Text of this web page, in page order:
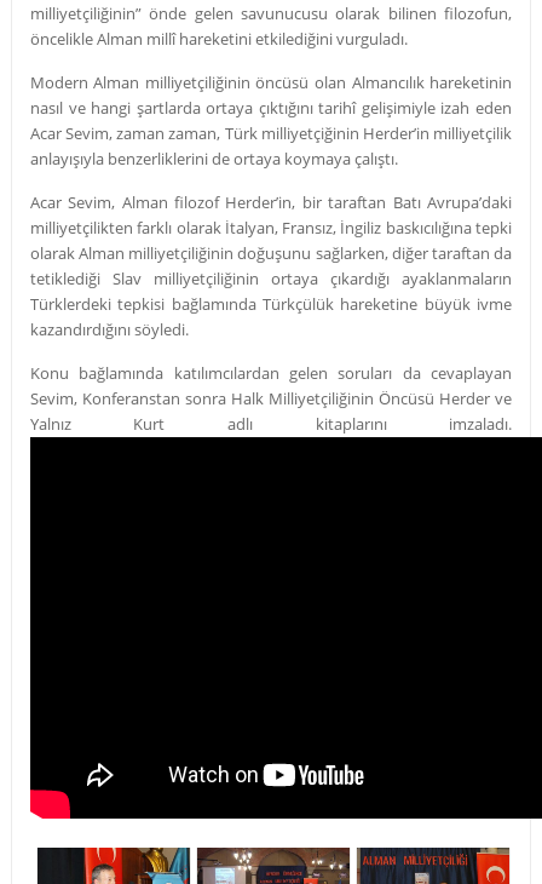
milliyetçiliğinin” önde gelen savunucusu olarak bilinen filozofun,
öncelikle Alman millî hareketini etkilediğini vurguladı.
Modern Alman milliyetçiliğinin öncüsü olan Almancılık hareketinin
nasıl ve hangi şartlarda ortaya çıktığını tarihî gelişimiyle izah eden
Acar Sevim, zaman zaman, Türk milliyetçiğinin Herder’in milliyetçilik
anlayışıyla benzerliklerini de ortaya koymaya çalıştı.
Acar Sevim, Alman filozof Herder’in, bir taraftan Batı Avrupa’daki
milliyetçilikten farklı olarak İtalyan, Fransız, İngiliz baskıcılığına tepki
olarak Alman milliyetçiliğinin doğuşunu sağlarken, diğer taraftan da
tetiklediği Slav milliyetçiliğinin ortaya çıkardığı ayaklanmaların
Türklerdeki tepkisi bağlamında Türkçülük hareketine büyük ivme
kazandırdığını söyledi.
Konu bağlamında katılımcılardan gelen soruları da cevaplayan
Sevim, Konferanstan sonra Halk Milliyetçiliğinin Öncüsü Herder ve
Yalnız Kurt adlı kitaplarını imzaladı.